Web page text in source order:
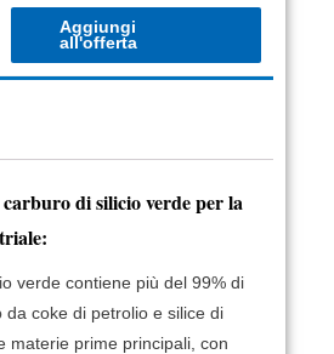
Aggiungi
all'offerta
di silicio verde per la
verde contiene più del 99% di
da coke di petrolio e silice di
materie prime principali, con